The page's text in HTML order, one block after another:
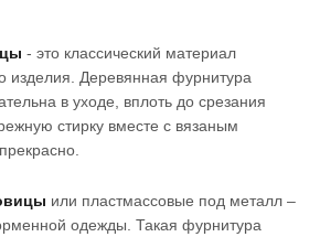
- это классический материал
изделия. Деревянная фурнитура
в уходе, вплоть до срезания
стирку вместе с вязаным
или пластмассовые под металл –
одежды. Такая фурнитура